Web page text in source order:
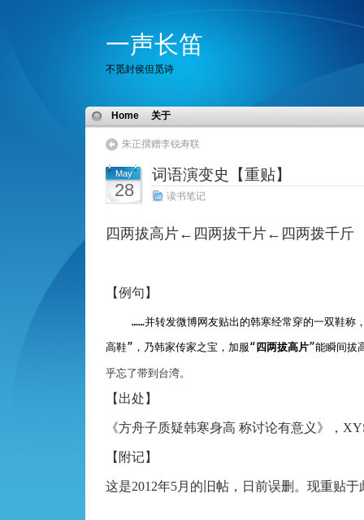
一声长笛
不觅封侯但觅诗
Home 关于
朱正撰赠李锐寿联
May
28
词语演变史【重贴】
读书笔记
四两拔高片←四两拔干片←四两拨千斤
【例句】
……并转发微博网友贴出的韩寒经常穿的一双鞋称
高鞋”，乃韩家传家之宝，加服“ 四两拔高片”能瞬间拔
乎忘了带到台湾。
【出处】
《方舟子质疑韩寒身高 称讨论有意义》，
【附记】
这是2012年5月的旧帖，日前误删。现重贴于